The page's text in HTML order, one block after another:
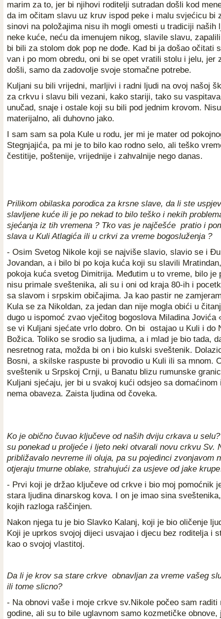
marim za to, jer bi njihovi roditelji sutradan došli kod
da im očitam slavu uz kruv ispod peke i malu svjećicu bi
sinovi na položajima nisu ih mogli omesti u tradiciji naših
neke kuće, neću da imenujem nikog, slavile slavu,
bi bili za stolom dok pop ne dođe. Kad bi ja došao očitati
van i po mom obredu, oni bi se opet vratili stolu i jelu, jer
došli, samo da zadovolje svoje stomačne potrebe.
Kuljani su bili vrijedni, marljivi i radni ljudi na ovoj našoj
za crkvu i slavu bili vezani, kako stariji, tako su
unučad, snaje i ostale koji su bili pod jednim krovom.
materijalno, ali duhovno jako.
I sam sam sa pola Kule u rodu, jer mi je mater od
Stegnjajića, pa mi je to bilo kao rodno selo, ali teško
čestitije, poštenije, vrijednije i zahvalnije nego danas.
Prilikom obilaska porodica za krsne slave, da li ste
slavljene kuće ili je po nekad to bilo teško i nekih
sjećanja iz tih vremena ? Tko vas je najčešće pratio i
slava u Kuli Atlagića ili u crkvi za vreme bogosluženja ?
- Osim Svetog Nikole koji se najviše slavio, slavio se i
Jovandan, a i bilo bi po koja kuća koji su slavili
pokoja kuća svetog Dimitrija. Međutim u to vreme, bilo je
nisu primale sveštenika, ali su i oni od kraja 80-ih i
sa slavom i srpskim običajima. Ja kao pastir ne
Kula se za Nikoldan, za jedan dan nije mogla obići u
dugo u ispomoć zvao vječitog bogoslova Miladina Jovića
se vi Kuljani sjećate vrlo dobro. On bi ostajao u Kuli i do
Božica. Toliko se srodio sa ljudima, a i mlad je bio tada,
nesretnog rata, možda bi on i bio kulski sveštenik.
Bosni, a skilske raspuste bi provodio u Kuli ili sa mnom.
sveštenik u Srpskoj Crnji, u Banatu blizu rumunske
Kuljani sjećaju, jer bi u svakoj kući odsjeo sa domaćinom
nema obaveza. Zaista ljudina od čoveka.
Ko je obično čuvao ključeve od naših dviju crkava u
su ponekad u proljeće i ljeto neki otvarali novu crkvu Sv.
približavalo nevreme ili oluja, pa su pojedinci zvonjavom
otjeraju tmurne oblake, strahujući za usjeve od jake krupe
- Prvi koji je držao ključeve od crkve i bio moj pomoćnik
stara ljudina dinarskog kova. I on je imao sina
kojih razloga raščinjen.
Nakon njega tu je bio Slavko Kalanj, koji je bio oličenje
Koji je uprkos svojoj dijeci usvajao i djecu bez roditelja i
kao o svojoj vlastitoj.
Da li je krov sa stare crkve obnavljan za vreme vašeg
ili tome slicno?
- Na obnovi vaše i moje crkve sv.Nikole počeo sam raditi
godine, ali su to bile uglavnom samo kozmetičke